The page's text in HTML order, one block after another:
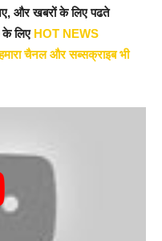
और खबरों के लिए पढते
लिए HOT NEWS
चैनल और सब्सक्राइब भी